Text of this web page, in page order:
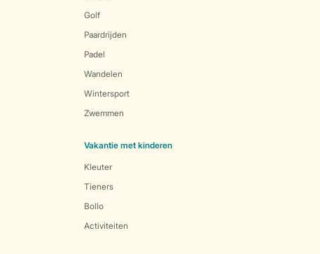
Golf
Paardrijden
Padel
Wandelen
Wintersport
Zwemmen
Vakantie met kinderen
Kleuter
Tieners
Bollo
Activiteiten